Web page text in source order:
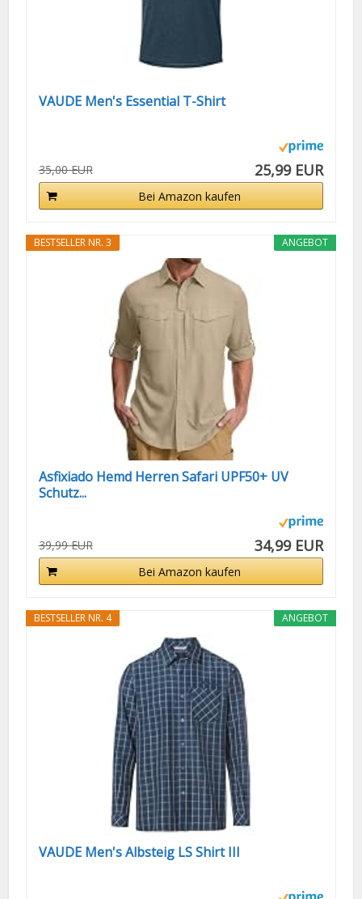
VAUDE Men's Essential T-Shirt
35,00 EUR 25,99 EUR
Bei Amazon kaufen
ANGEBOT
BESTSELLER NR. 3
Asfixiado Hemd Herren Safari UPF50+ UV
Schutz...
39,99 EUR 34,99 EUR
Bei Amazon kaufen
ANGEBOT
BESTSELLER NR. 4
VAUDE Men's Albsteig LS Shirt III